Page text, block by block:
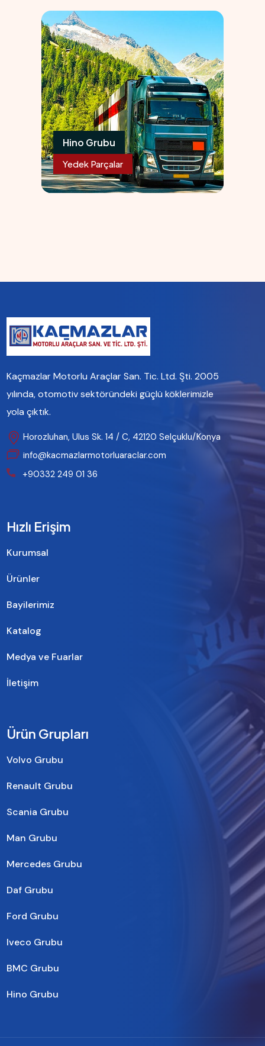
Hino Grubu
Yedek Parçalar
Kaçmazlar Motorlu Araçlar San. Tic. Ltd. Şti. 2005
yılında, otomotiv sektöründeki güçlü köklerimizle
yola çıktık.
Horozluhan, Ulus Sk. 14 / C, 42120 Selçuklu/Konya
info@kacmazlarmotorluaraclar.com
+90332 249 01 36
Hızlı Erişim
Kurumsal
Ürünler
Bayilerimiz
Katalog
Medya ve Fuarlar
İletişim
Ürün Grupları
Volvo Grubu
Renault Grubu
Scania Grubu
Man Grubu
Mercedes Grubu
Daf Grubu
Ford Grubu
Iveco Grubu
BMC Grubu
Hino Grubu